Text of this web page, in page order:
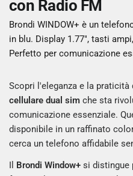
con Radio FM
Brondi WINDOW+ è un
in blu. Display 1.77", tasti
Perfetto per comunicazione
Scopri l'eleganza e la praticità
cellulare dual sim che sta
comunicazione essenziale.
disponibile in un raffinato
cerca un telefono affidabile
Il Brondi Window+ si distingue